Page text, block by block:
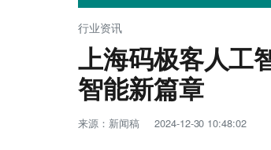
行业资讯
上海码极客人工
智能新篇章
来源：新闻稿 2024-12-30 10:48:02